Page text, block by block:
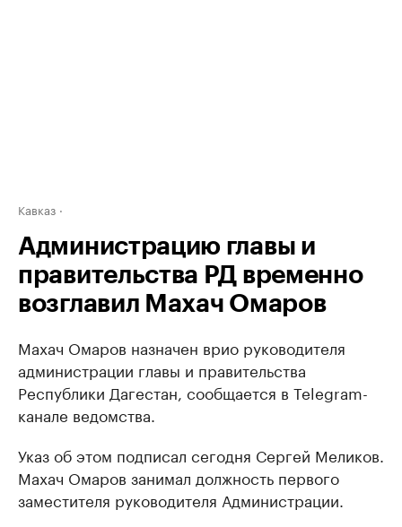
Кавказ
Администрацию главы и
правительства РД временно
возглавил Махач Омаров
Махач Омаров назначен врио руководителя
администрации главы и правительства
Республики Дагестан, сообщается в Telegram-
канале ведомства.
Указ об этом подписал сегодня Сергей Меликов.
Махач Омаров занимал должность первого
заместителя руководителя Администрации.